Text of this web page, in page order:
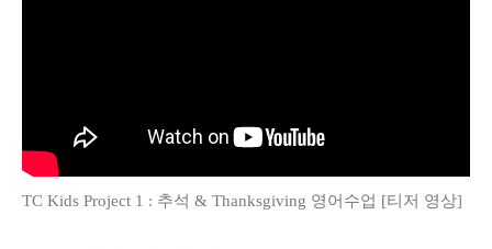
TC Kids Project 1 : 추석 & Thanksgiving 영어수업 [티저 영상]